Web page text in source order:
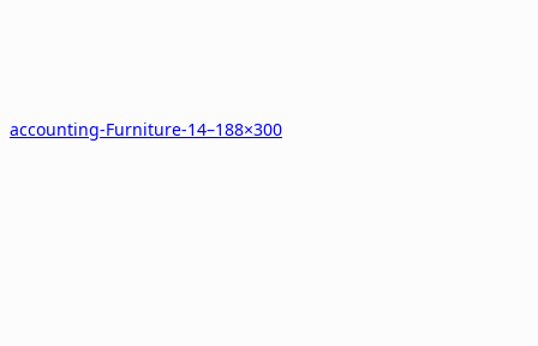
accounting-Furniture-14–188×300